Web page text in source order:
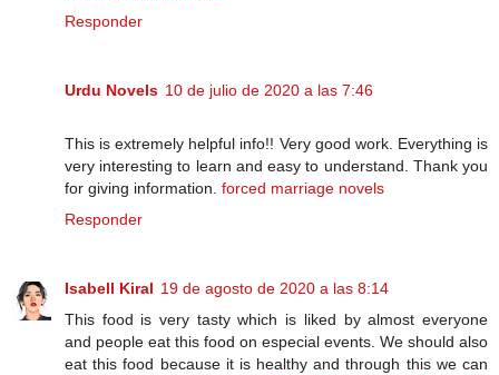
Responder
Urdu Novels 10 de julio de 2020 a las 7:46
This is extremely helpful info!! Very good work. Everything is
very interesting to learn and easy to understand. Thank you
for giving information. forced marriage novels
Responder
Isabell Kiral 19 de agosto de 2020 a las 8:14
This food is very tasty which is liked by almost everyone
and people eat this food on especial events. We should also
eat this food because it is healthy and through this we can